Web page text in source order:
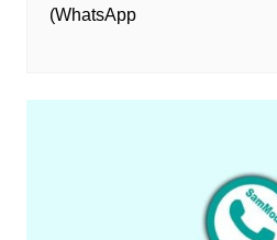
(WhatsApp